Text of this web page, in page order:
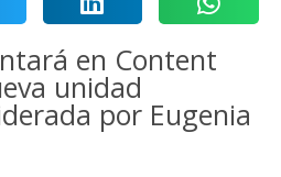
en Content
unidad
por Eugenia